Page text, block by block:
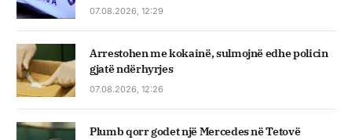
07.08.2026, 12:29
Arrestohen me kokainë, sulmojnë edhe policin
gjatë ndërhyrjes
07.08.2026, 12:26
Plumb qorr godet një Mercedes në Tetovë